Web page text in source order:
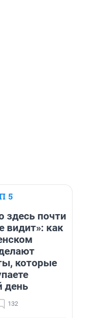
5
здесь почти
видит»: как
которые
день
132